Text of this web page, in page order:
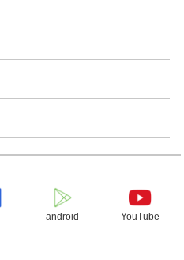
android YouTube